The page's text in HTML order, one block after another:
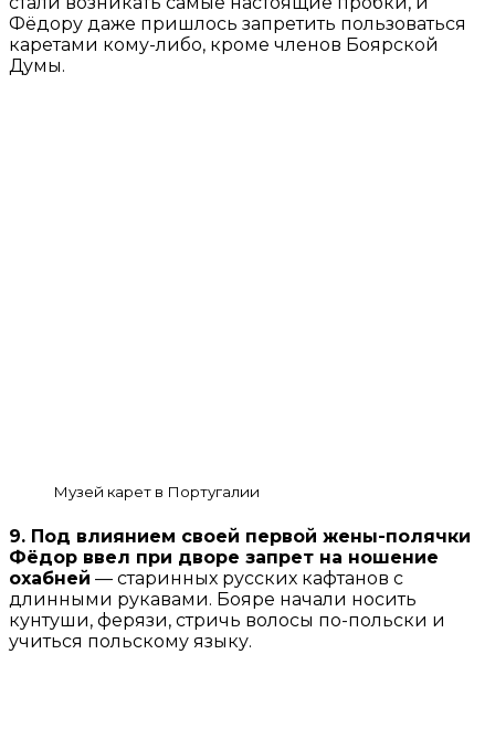
Фёдору даже пришлось запретить пользоваться
каретами кому-либо, кроме членов Боярской
Думы.
Музей карет в Португалии
9. Под влиянием своей первой жены-полячки
Фёдор ввел при дворе запрет на ношение
охабней — старинных русских кафтанов с
длинными рукавами. Бояре начали носить
кунтуши, ферязи, стричь волосы по-польски и
учиться польскому языку.